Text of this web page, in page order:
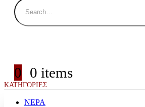
0 0 items
ΚΑΤΗΓΟΡΙΕΣ
ΝΕΡΑ